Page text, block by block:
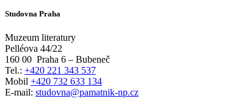
Studovna Praha
Muzeum literatury
Pelléova 44/22
160 00 Praha 6 – Bubeneč
Tel.: +420 221 343 537
Mobil +420 732 633 134
E-mail: studovna@pamatnik-np.cz